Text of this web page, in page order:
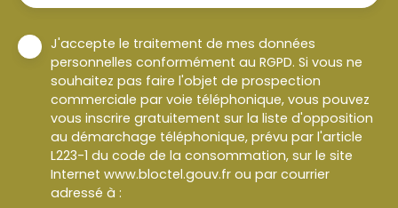
J'accepte le traitement de mes données
personnelles conformément au RGPD. Si vous ne
souhaitez pas faire l'objet de prospection
commerciale par voie téléphonique, vous pouvez
vous inscrire gratuitement sur la liste d'opposition
au démarchage téléphonique, prévu par l'article
L223-1 du code de la consommation, sur le site
Internet www.bloctel.gouv.fr ou par courrier
adressé à :